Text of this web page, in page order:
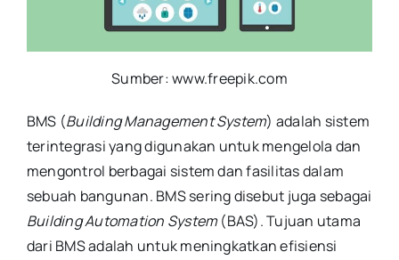
Sumber: www.freepik.com
BMS (Building Management System) adalah sistem
terintegrasi yang digunakan untuk mengelola dan
mengontrol berbagai sistem dan fasilitas dalam
sebuah bangunan. BMS sering disebut juga sebagai
Building Automation System(BAS). Tujuan utama
dari BMS adalah untuk meningkatkan efisiensi